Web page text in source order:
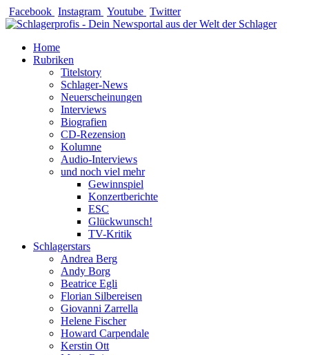
Zum
Inhalt
Facebook Instagram Youtube Twitter
Home
Rubriken
Titelstory
Schlager-News
Neuerscheinungen
Interviews
Biografien
CD-Rezension
Kolumne
Audio-Interviews
und noch viel mehr
Gewinnspiel
Konzertberichte
ESC
Glückwunsch!
TV-Kritik
Schlagerstars
Andrea Berg
Andy Borg
Beatrice Egli
Florian Silbereisen
Giovanni Zarrella
Helene Fischer
Howard Carpendale
Kerstin Ott